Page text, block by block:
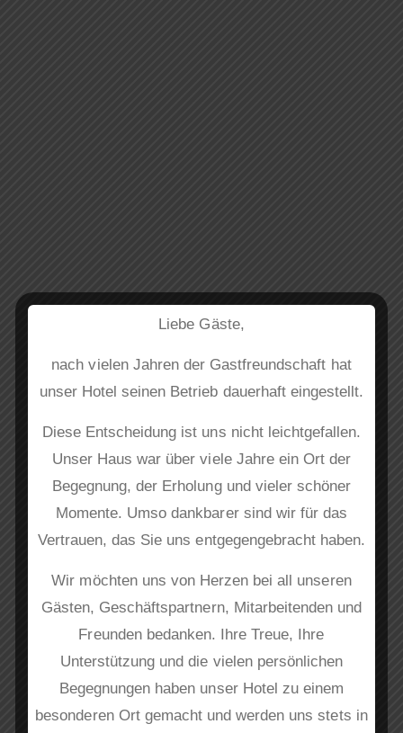
SALAD
Liebe Gäste,
nach vielen Jahren der Gastfreundschaft hat
unser Hotel seinen Betrieb dauerhaft eingestellt.
Diese Entscheidung ist uns nicht leichtgefallen.
Unser Haus war über viele Jahre ein Ort der
Begegnung, der Erholung und vieler schöner
Momente. Umso dankbarer sind wir für das
Vertrauen, das Sie uns entgegengebracht haben.
Wir möchten uns von Herzen bei all unseren
Gästen, Geschäftspartnern, Mitarbeitenden und
Freunden bedanken. Ihre Treue, Ihre
Unterstützung und die vielen persönlichen
Begegnungen haben unser Hotel zu einem
besonderen Ort gemacht und werden uns stets in